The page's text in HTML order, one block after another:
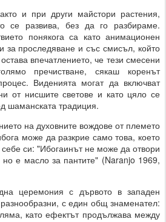
и при други майстори растения,
се развива, без да го разбираме.
понякога са като анимационен
за проследяване и със смисъл, който
впечатлението, че тези смесени
пречистване, сякаш коренът
Виденията могат да включват
от нисшите светове и като цяло се
шаманската традиция.
на духовните вождове от племето
може да разкрие само това, което
си: "Ибогаинът не може да отвори
е масло за пантите" (Naranjo 1969,
церемония с дървото в западен
разнообразни, с един общ знаменател:
като ефектът продължава между